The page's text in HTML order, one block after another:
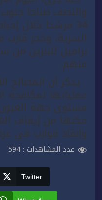
والنصف صباحا
34 مرشحا خلال
منهم.
يذكر أن المصالح
عملياتها لمكافحة
مستوى جهة العيون
مكنها من إيقاف
وإنقاذ قوارب في
عدد المشاهدات : 594
Twitter